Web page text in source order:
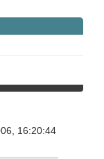
16:20:44